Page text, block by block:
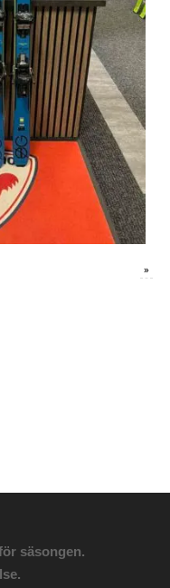
»
säsongen.